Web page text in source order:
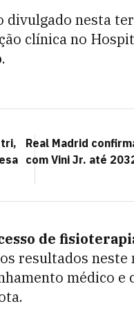
divulgado nesta
clínica no
.
tri,
Real Madrid
com Vini Jr. até
de
resultados
médico